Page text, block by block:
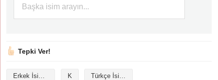
Tepki Ver!
Erkek İsimleri K Türkçe İsimler